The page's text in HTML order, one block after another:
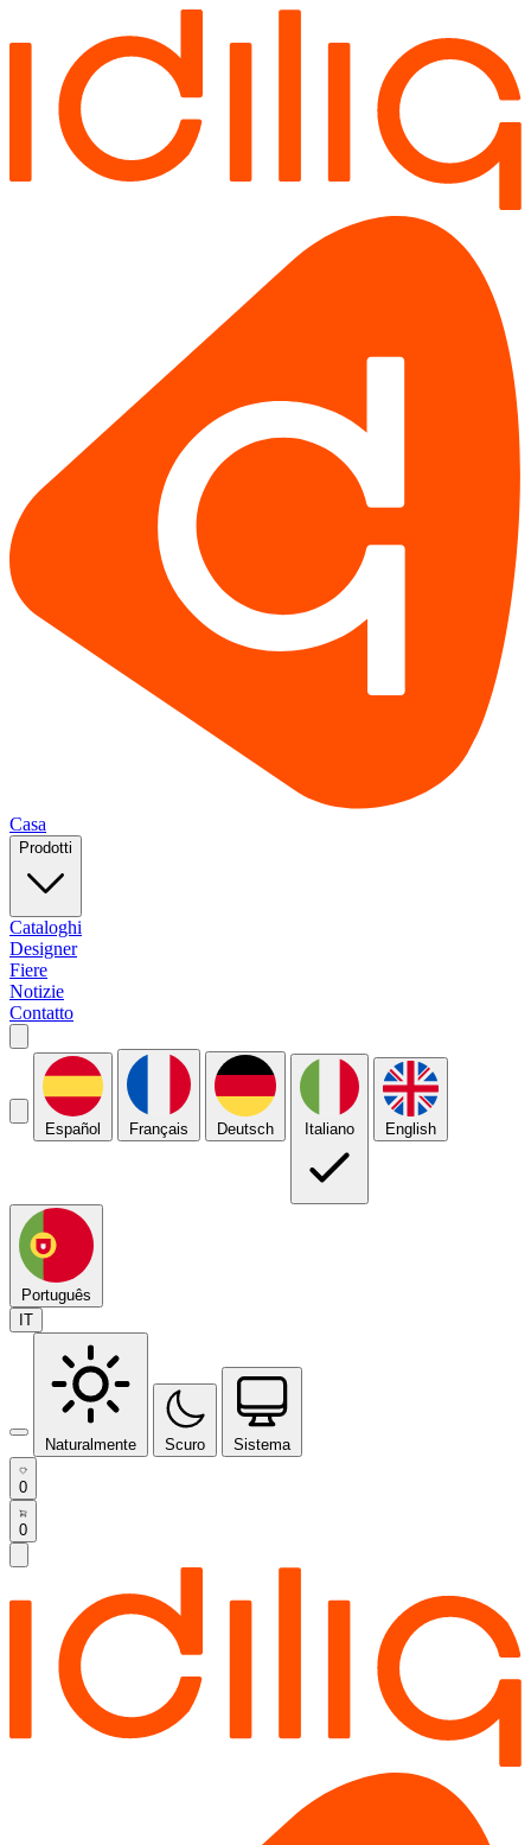
Casa
Prodotti
Cataloghi
Designer
Fiere
Notizie
Contatto
Español Français Deutsch Italiano English
Português
IT
Naturalmente Scuro Sistema
0
0